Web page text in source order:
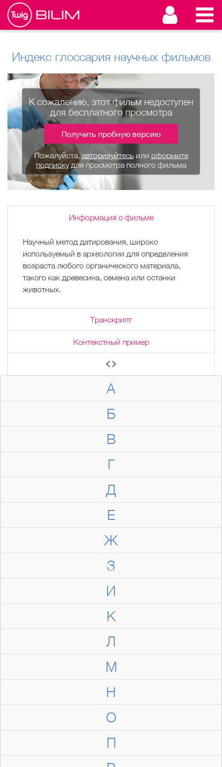
Индекс глоссария научных фильмов
А
Б
В
Г
Д
Е
Ж
З
И
К
Л
М
Н
О
П
К сожалению, этот фильм недоступен
для бесплатного просмотра
Получить пробную версию
Пожалуйста,авторизуйтесьили оформите
подпискудля просмотра полного фильма
Информация о фильме
Научный метод датирования, широко
используемый в археологии для определения
возраста любого органического материала,
такого как древесина, семена или останки
животных.
Транскрипт
Контекстный пример